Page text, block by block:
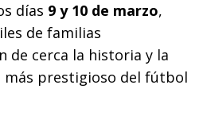
días 9 y 10 de marzo,
de familias
de cerca la historia y la
más prestigioso del fútbol